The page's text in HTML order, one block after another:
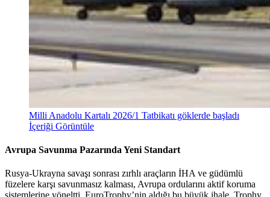
Milli Anadolu Kartalı 2026/1 Tatbikatı göklerde başladı
İçeriği Görüntüle
Avrupa Savunma Pazarında Yeni Standart
Rusya-Ukrayna savaşı sonrası zırhlı araçların İHA ve güdümlü
füzelere karşı savunmasız kalması, Avrupa ordularını aktif koruma